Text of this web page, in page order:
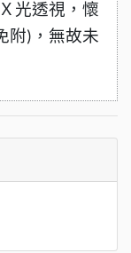
光透視，懷
附) ，無故未